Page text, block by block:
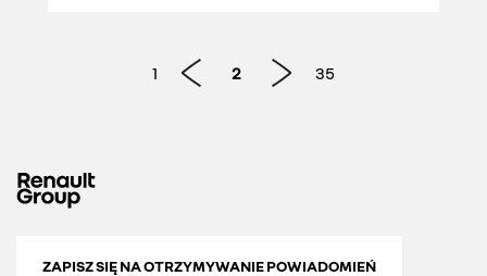
1 2 35
ZAPISZ SIĘ NA OTRZYMYWANIE POWIADOMIEŃ